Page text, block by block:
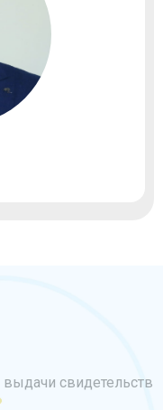
выдачи свидетельств